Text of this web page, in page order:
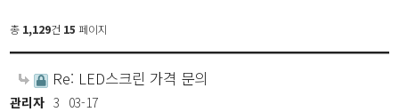
총 1,129건 15 페이지
Re: LED스크린 가격 문의
관리자 3 03-17